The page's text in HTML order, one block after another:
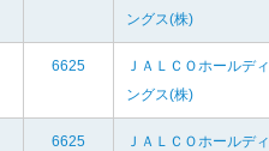
ングス(株)
6625
ＪＡＬＣＯホールディ
ングス(株)
6625
ＪＡＬＣＯホールディ